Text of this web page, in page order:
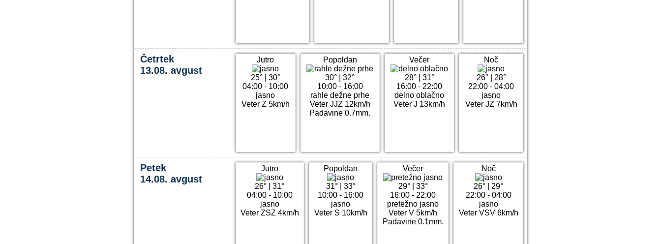
Četrtek
13.08. avgust
Jutro
25°| 30°
04:00 - 10:00
jasno
Veter Z 5km/h
Popoldan
30° |32°
10:00 - 16:00
rahle dežne prhe
Veter JJZ 12km/h
Padavine 0.7mm.
Večer
28°| 31°
16:00 - 22:00
delno oblačno
Veter J 13km/h
Noč
26°| 28°
22:00 - 04:00
jasno
Veter JZ 7km/h
Petek
14.08. avgust
Jutro
26° |31°
04:00 - 10:00
jasno
Veter ZSZ 4km/h
Popoldan
31°| 33°
10:00 - 16:00
jasno
Veter S 10km/h
Večer
29°| 33°
16:00 - 22:00
pretežno jasno
Veter V 5km/h
Padavine 0.1mm.
Noč
26°
29°
22:00 - 04:00
jasno
Veter VSV 6km/h